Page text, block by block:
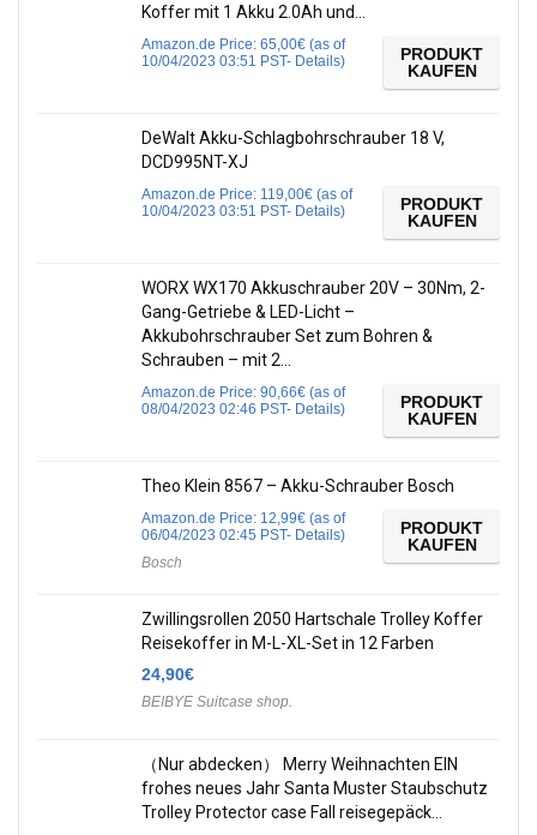
Koffer mit 1 Akku 2.0Ah und…
Amazon.de Price: 65,00€ (as of
10/04/2023 03:51 PST- Details)
PRODUKT
KAUFEN
DeWalt Akku-Schlagbohrschrauber 18 V,
DCD995NT-XJ
Amazon.de Price: 119,00€ (as of
10/04/2023 03:51 PST- Details)
PRODUKT
KAUFEN
WORX WX170 Akkuschrauber 20V – 30Nm, 2-
Gang-Getriebe & LED-Licht –
Akkubohrschrauber Set zum Bohren &
Schrauben – mit 2…
Amazon.de Price: 90,66€ (as of
08/04/2023 02:46 PST- Details)
PRODUKT
KAUFEN
Theo Klein 8567 – Akku-Schrauber Bosch
Amazon.de Price: 12,99€ (as of
06/04/2023 02:45 PST- Details)
Bosch
PRODUKT
KAUFEN
Zwillingsrollen 2050 Hartschale Trolley Koffer
Reisekoffer in M-L-XL-Set in 12 Farben
24,90€
BEIBYE Suitcase shop.
（Nur abdecken） Merry Weihnachten EIN
frohes neues Jahr Santa Muster Staubschutz
Trolley Protector case Fall reisegepäck…